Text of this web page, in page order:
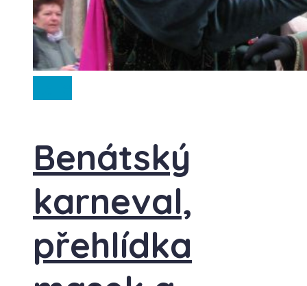
Benátský
karneval,
přehlídka